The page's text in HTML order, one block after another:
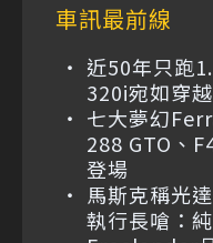
車訊最前線
近50年只跑
320i宛如穿
七大夢幻
288 GTO、
登場
馬斯克稱光
執行長嗆：